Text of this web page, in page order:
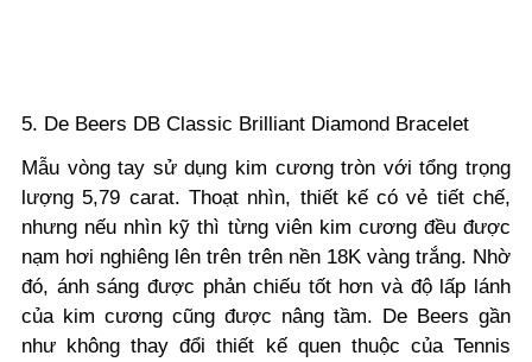
5. De Beers DB Classic Brilliant Diamond Bracelet
Mẫu vòng tay sử dụng kim cương tròn với tổng trọng
lượng 5,79 carat. Thoạt nhìn, thiết kế có vẻ tiết chế,
nhưng nếu nhìn kỹ thì từng viên kim cương đều được
nạm hơi nghiêng lên trên trên nền 18K vàng trắng. Nhờ
đó, ánh sáng được phản chiếu tốt hơn và độ lấp lánh
của kim cương cũng được nâng tầm. De Beers gần
như không thay đổi thiết kế quen thuộc của Tennis